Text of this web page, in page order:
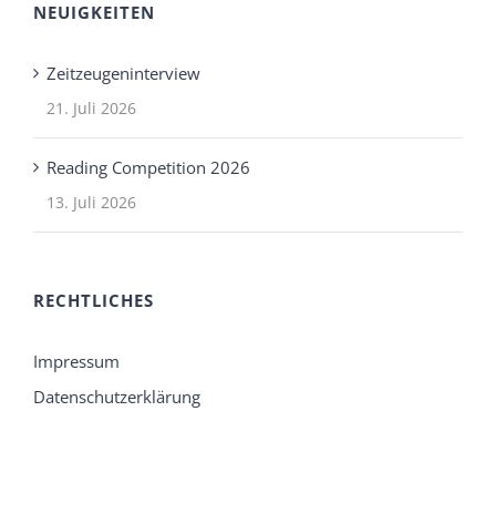
NEUIGKEITEN
Zeitzeugeninterview
21. Juli 2026
Reading Competition 2026
13. Juli 2026
RECHTLICHES
Impressum
Datenschutzerklärung